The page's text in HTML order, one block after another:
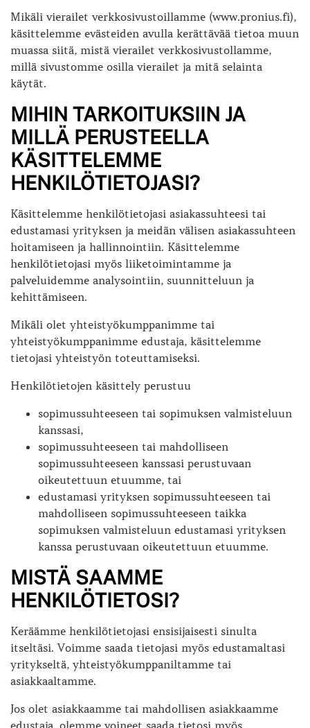
Mikäli vierailet verkkosivustoillamme (www.pronius.fi),
käsittelemme evästeiden avulla kerättävää tietoa muun
muassa siitä, mistä vierailet verkkosivustollamme,
millä sivustomme osilla vierailet ja mitä selainta
käytät.
MIHIN TARKOITUKSIIN JA
MILLÄ PERUSTEELLA
KÄSITTELEMME
HENKILÖTIETOJASI?
Käsittelemme henkilötietojasi asiakassuhteesi tai
edustamasi yrityksen ja meidän välisen asiakassuhteen
hoitamiseen ja hallinnointiin. Käsittelemme
henkilötietojasi myös liiketoimintamme ja
palveluidemme analysointiin, suunnitteluun ja
kehittämiseen.
Mikäli olet yhteistyökumppanimme tai
yhteistyökumppanimme edustaja, käsittelemme
tietojasi yhteistyön toteuttamiseksi.
Henkilötietojen käsittely perustuu
sopimussuhteeseen tai sopimuksen valmisteluun
kanssasi,
sopimussuhteeseen tai mahdolliseen
sopimussuhteeseen kanssasi perustuvaan
oikeutettuun etuumme, tai
edustamasi yrityksen sopimussuhteeseen tai
mahdolliseen sopimussuhteeseen taikka
sopimuksen valmisteluun edustamasi yrityksen
kanssa perustuvaan oikeutettuun etuumme.
MISTÄ SAAMME
HENKILÖTIETOSI?
Keräämme henkilötietojasi ensisijaisesti sinulta
itseltäsi. Voimme saada tietojasi myös edustamaltasi
yritykseltä, yhteistyökumppaniltamme tai
asiakkaaltamme.
Jos olet asiakkaamme tai mahdollisen asiakkaamme
edustaja, olemme voineet saada tietosi myös